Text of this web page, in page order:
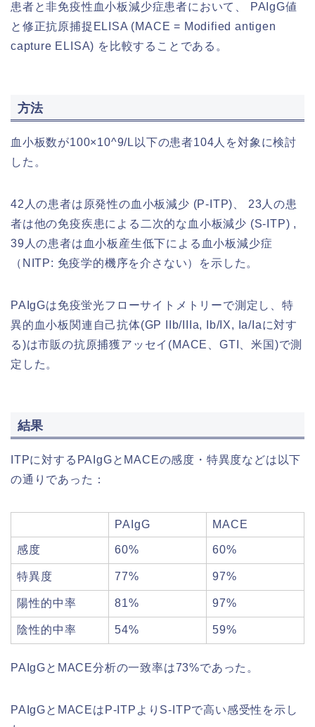
患者と非免疫性血小板減少症患者において、 PAIgG値
と修正抗原捕捉ELISA (MACE = Modified antigen
capture ELISA) を比較することである。
方法
血小板数が100×10^9/L以下の患者104人を対象に検討
した。
42人の患者は原発性の血小板減少 (P-ITP)、 23人の患
者は他の免疫疾患による二次的な血小板減少 (S‐ITP) ,
39人の患者は血小板産生低下による血小板減少症
（NITP: 免疫学的機序を介さない）を示した。
PAIgGは免疫蛍光フローサイトメトリーで測定し、特
異的血小板関連自己抗体(GP IIb/IIIa, Ib/IX, Ia/Iaに対す
る)は市販の抗原捕獲アッセイ(MACE、GTI、米国)で測
定した。
結果
ITPに対するPAIgGとMACEの感度・特異度などは以下
の通りであった：
PAIgG MACE
感度 60% 60%
特異度 77% 97%
陽性的中率 81% 97%
陰性的中率 54% 59%
PAIgGとMACE分析の一致率は73%であった。
PAIgGとMACEはP‐ITPよりS‐ITPで高い感受性を示し